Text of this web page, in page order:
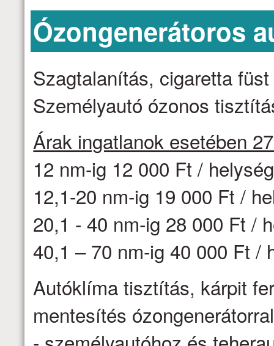
Ózongenerátoros
Szagtalanítás, cigaretta
Személyautó ózonos
Árak ingatlanok esetében
12 nm-ig 12 000 Ft / helység
12,1-20 nm-ig 19 000 Ft /
20,1 - 40 nm-ig 28 000 Ft /
40,1 – 70 nm-ig 40 000 Ft /
Autóklíma tisztítás, kárpit
mentesítés